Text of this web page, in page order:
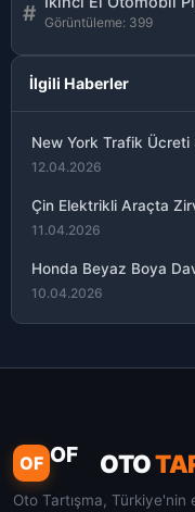
# Görüntüleme: 399
İlgili Haberler
New York Trafik Ücreti
12.04.2026
Çin Elektrikli Araçta
11.04.2026
Honda Beyaz Boya
10.04.2026
OF OF OTO
Oto Tartışma, Türkiye'nin